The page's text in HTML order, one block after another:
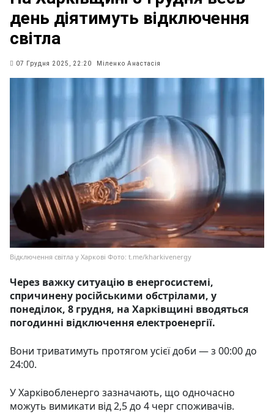
день діятимуть відключення
світла
07 Грудня 2025, 22:20 Міленко Анастасія
Відключення світла у Харкові Фото: t.me/kharkivenergy
Через важку ситуацію в енергосистемі,
спричинену російськими обстрілами, у
понеділок, 8 грудня, на Харківщині вводяться
погодинні відключення електроенергії.
Вони триватимуть протягом усієї доби — з 00:00 до
24:00.
У Харківобленерго зазначають, що одночасно
можуть вимикати від 2,5 до 4 черг споживачів.